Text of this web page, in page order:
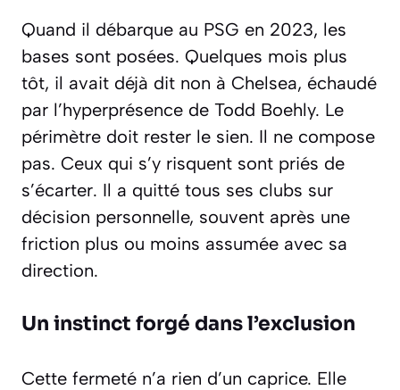
Quand il débarque au PSG en 2023, les
bases sont posées. Quelques mois plus
tôt, il avait déjà dit non à Chelsea, échaudé
par l’hyperprésence de Todd Boehly. Le
périmètre doit rester le sien. Il ne compose
pas. Ceux qui s’y risquent sont priés de
s’écarter. Il a quitté tous ses clubs sur
décision personnelle, souvent après une
friction plus ou moins assumée avec sa
direction.
Un instinct forgé dans l’exclusion
Cette fermeté n’a rien d’un caprice. Elle